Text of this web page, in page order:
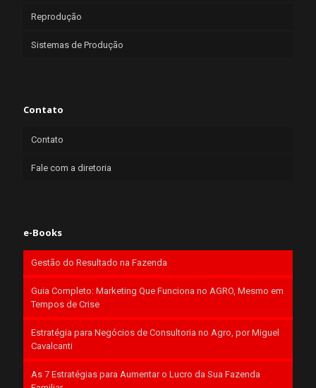
Reprodução
Sistemas de Produção
Contato
Contato
Fale com a diretoria
e-Books
Gestão do Resultado na Fazenda
Guia Completo: Marketing Que Funciona no AGRO, Mesmo em
Tempos de Crise
Estratégia para Negócios de Consultoria no Agro, por Miguel
Cavalcanti
As 7 Estratégias para Aumentar o Lucro da Sua Fazenda